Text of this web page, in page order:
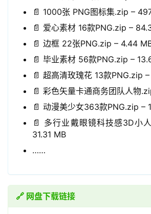
📄 1000张 PNG图标集.zip –
📄 爱心素材 16款PNG.zip –
📄 边框 22张PNG.zip – 4.44
📄 毕业素材 56款PNG.zip –
📄 超高清玫瑰花 13款PNG.zip
📄 彩色矢量卡通商务团队人物
📄 动漫美少女363款PNG.zip –
📄 多行业戴眼镜科技感3D小
31.31 MB
……
🔗 网盘下载链接